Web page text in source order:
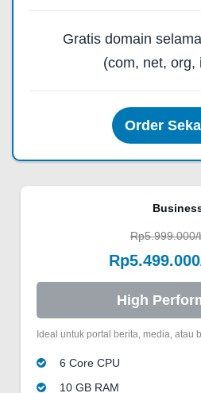
Gratis domain
(com, net, org,
Order
Rp5.999.000/
High
Ideal untuk portal berita, media, atau
6 Core CPU
10 GB RAM